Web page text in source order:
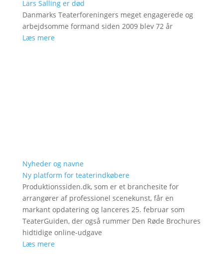
Lars Salling er død
Danmarks Teaterforeningers meget engagerede og
arbejdsomme formand siden 2009 blev 72 år
Læs mere
Nyheder og navne
Ny platform for teaterindkøbere
Produktionssiden.dk, som er et branchesite for
arrangører af professionel scenekunst, får en
markant opdatering og lanceres 25. februar som
TeaterGuiden, der også rummer Den Røde Brochures
hidtidige online-udgave
Læs mere